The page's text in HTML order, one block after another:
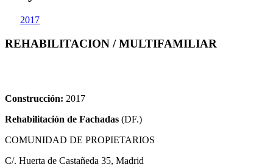
2017
REHABILITACION / MULTIFAMILIAR
Construcción: 2017
Rehabilitación de Fachadas (DF.)
COMUNIDAD DE PROPIETARIOS
C/. Huerta de Castañeda 35, Madrid